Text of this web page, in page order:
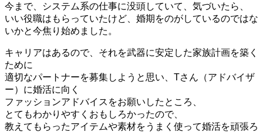
今まで、システム系の仕事に没頭していて、気づいたら、
いい役職はもらっていたけど、婚期をのがしているのではな
いかと今焦り始めました。
キャリアはあるので、それを武器に安定した家族計画を築く
ために
適切なパートナーを募集しようと思い、Tさん（アドバイザ
ー）に婚活に向く
ファッションアドバイスをお願いしたところ、
とてもわかりやすくおもしろかったので、
教えてもらったアイテムや素材をうまく使って婚活を頑張ろ